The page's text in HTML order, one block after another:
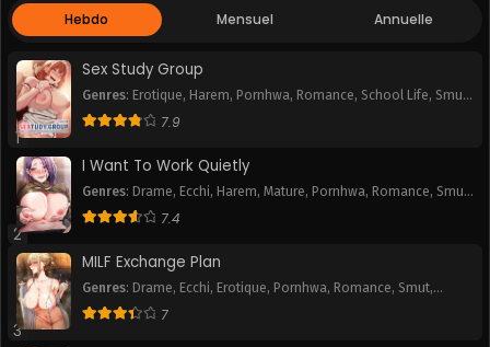
Chapitre 25
August 12, 2024
Chapitre 23
August 12, 2024
Chapitre 22
Chapitre 21
August 12, 2024 August 12, 2024
August 12, 2024
Chapitre 17
August 12, 2024
Hebdo Mensuel Annuelle
1
Sex Study Group
Genres: Erotique, Harem, Pornhwa, Romance, School Life, Smut,
Webtoon
7.9
2
I Want To Work Quietly
Genres: Drame, Ecchi, Harem, Mature, Pornhwa, Romance, Smut,
Webtoon
7.4
3
MILF Exchange Plan
Genres: Drame, Ecchi, Erotique, Pornhwa, Romance, Smut,
Webtoon
7